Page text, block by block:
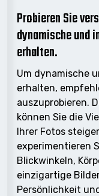
Probieren Sie
dynamische und
erhalten.
Um dynamische
erhalten,
auszuprobieren.
können Sie die
Ihrer Fotos
experimentieren
Blickwinkeln,
einzigartige
Persönlichkeit